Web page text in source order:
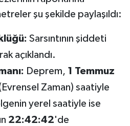
şu şekilde paylaşıldı:
Sarsıntının şiddeti
açıklandı.
Deprem, 1 Temmuz
Zaman) saatiyle
yerel saatiyle ise
22:42:42'de